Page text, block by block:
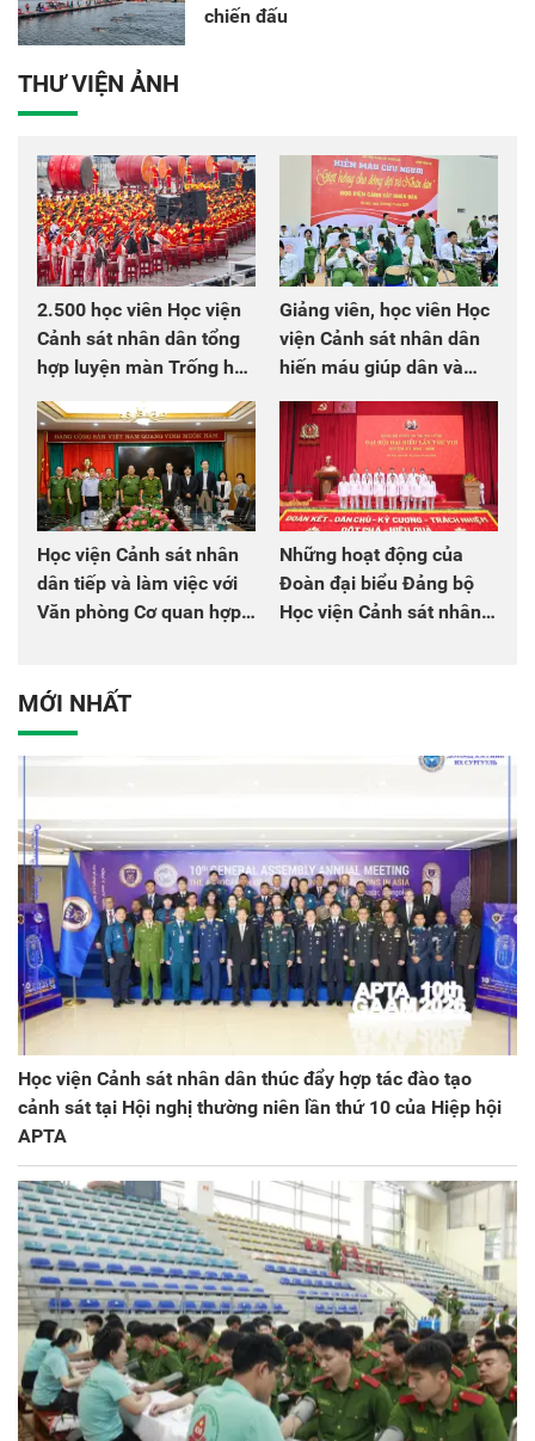
chiến đấu
THƯ VIỆN ẢNH
2.500 học viên Học viện
Cảnh sát nhân dân tổng
hợp luyện màn Trống hội
Giảng viên, học viên Học
viện Cảnh sát nhân dân
hiến máu giúp dân và
Học viện Cảnh sát nhân
dân tiếp và làm việc với
Văn phòng Cơ quan hợp
Những hoạt động của
Đoàn đại biểu Đảng bộ
Học viện Cảnh sát nhân
MỚI NHẤT
Học viện Cảnh sát nhân dân thúc đẩy hợp tác đào tạo
cảnh sát tại Hội nghị thường niên lần thứ 10 của Hiệp hội
APTA